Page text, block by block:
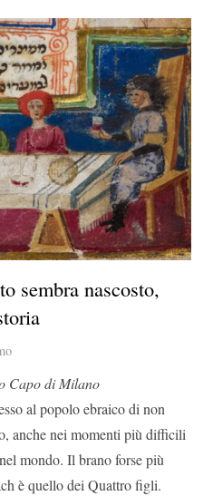
sembra nascosto,
Capo di Milano
al popolo ebraico di non
anche nei momenti più difficili
mondo. Il brano forse più
è quello dei Quattro figli.